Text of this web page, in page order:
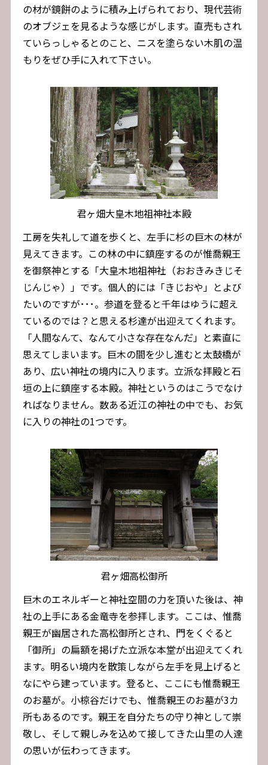
の材が鏡餅のように積み上げられており、現代芸術
のオブジェを見るような感じがします。直売もされ
ていらっしゃるとのこと、ニスを塗らない木肌の温
もりをぜひ手に入れて下さい。
君ヶ畑大皇木地祖神社本殿
工房を失礼して道を歩くと、左手に杉の巨木の林が
見えてきます。この林の中に鎮座するのが惟喬親王
を御祭神とする「大皇木地祖神社（おおきみきじそ
じんじゃ）」です。個人的には「きじおや」とよび
たいのですが･･･。参道を登ると千年はゆうに超え
ているのでは？と思える杉達が出迎えてくれます。
「人間なんて、なんて小さな存在なんだ」と素直に
思えてしまいます。巨木の間を少し進むと太鼓橋が
あり、広い神社の境内に入ります。立派な拝殿と石
垣の上に鎮座する本殿。神社というのはこうでなけ
ればなりません。数ある近江の神社の中でも、お気
に入りの神社の1つです。
君ヶ畑高松御所
巨木のエネルギーと神社空間の力を頂いた後は、神
社の上手にある金竜寺を参拝します。ここは、惟喬
親王が幽居された高松御所とされ、門をくぐると
「御所」の扁額を掲げた立派な本堂が出迎えてくれ
ます。明るい境内を散策しながら左手を見上げると
なにやら建っています。登ると、ここにも惟喬親王
のお墓が。小椋谷だけでも、惟喬親王のお墓が3カ
所もあるのです。親王を自分たちの守り神として崇
敬し、そして親しみを込めて接してきた山里の人達
の思いが伝わってきます。